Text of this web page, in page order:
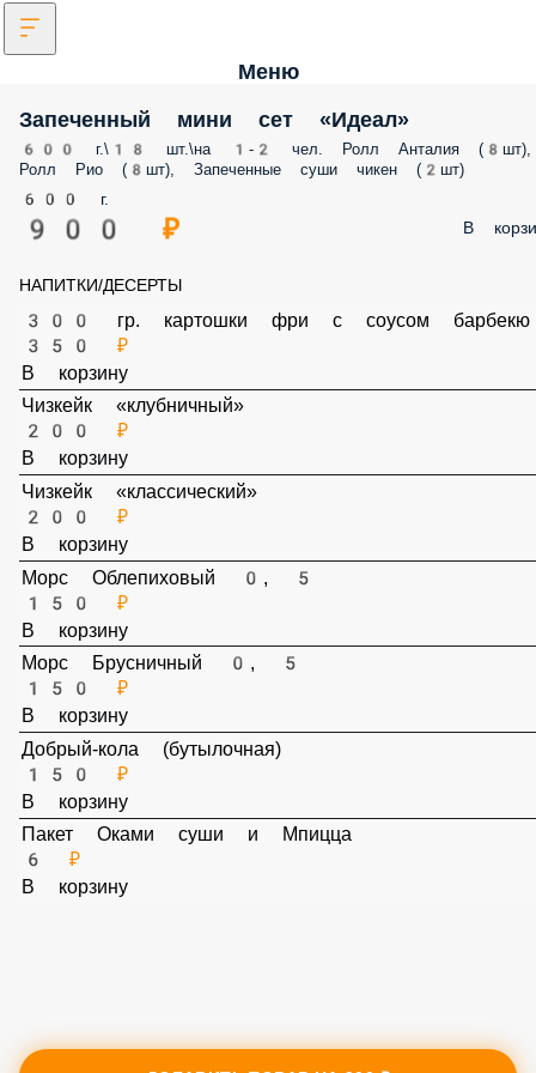
Меню
Запеченный мини сет «Идеал»
600 г.\18 шт.\на 1-2 чел. Ролл Анталия
Ролл Рио (8шт), Запеченные суши чикен (2шт)
600 г.
900 ₽ В
НАПИТКИ/ДЕСЕРТЫ
300 гр. картошки фри с соусом барбекю
350 ₽
В корзину
Чизкейк «клубничный»
200 ₽
В корзину
Чизкейк «классический»
200 ₽
В корзину
Морс Облепиховый 0, 5
150 ₽
В корзину
Морс Брусничный 0, 5
150 ₽
В корзину
Добрый-кола (бутылочная)
150 ₽
В корзину